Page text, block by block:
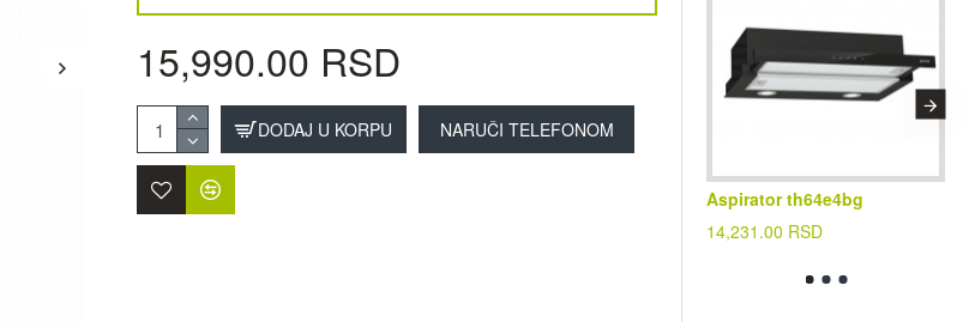
15,990.00 RSD
DODAJ U KORPU NARUČI TELEFONOM
Aspirator th64e4bg
14,231.00 RSD